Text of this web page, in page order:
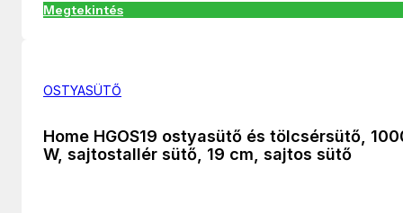
Megtekintés
OSTYASÜTŐ
Home HGOS19 ostyasütő és tölcsérsütő,
W, sajtostallér sütő, 19 cm, sajtos sütő